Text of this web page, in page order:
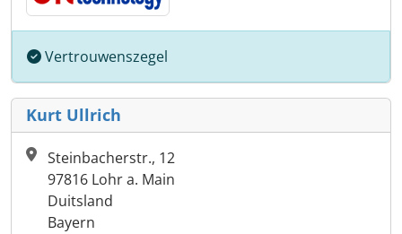
Vertrouwenszegel
Kurt Ullrich
Steinbacherstr., 12
97816 Lohr a. Main
Duitsland
Bayern